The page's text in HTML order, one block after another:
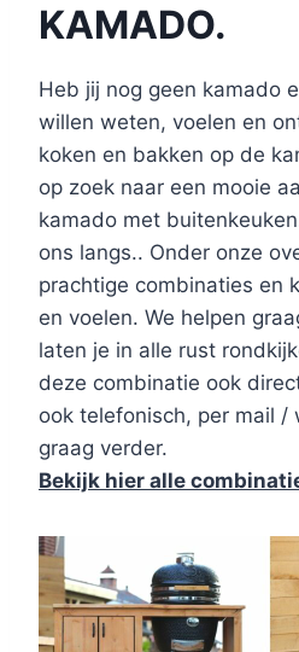
KAMADO.
Heb jij nog geen kamado
willen weten, voelen en
koken en bakken op de
op zoek naar een mooie
kamado met
ons langs.. Onder onze
prachtige combinaties en
en voelen. We helpen
laten je in alle rust
deze combinatie ook
ook telefonisch, per mail /
graag verder.
Bekijk hier alle